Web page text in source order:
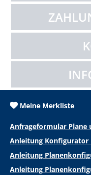
Meine Merkliste
Anfrageformular Plane
Anleitung Konfigurator
Anleitung
Anleitung